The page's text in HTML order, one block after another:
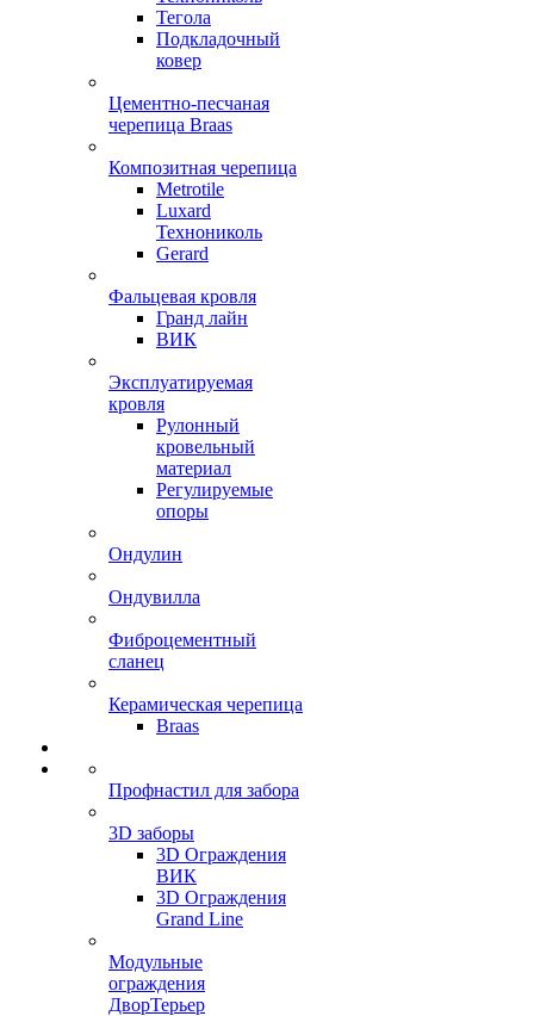
Тегола
Подкладочный
ковер
Цементно-песчаная
черепица Braas
Композитная черепица
Metrotile
Luxard
Технониколь
Gerard
Фальцевая кровля
Гранд лайн
ВИК
Эксплуатируемая
кровля
Рулонный
кровельный
материал
Регулируемые
опоры
Ондулин
Ондувилла
Фиброцементный
сланец
Керамическая черепица
Braas
Профнастил для забора
3D заборы
3D Ограждения
ВИК
3D Ограждения
Grand Line
Модульные
ограждения
ДворТерьер